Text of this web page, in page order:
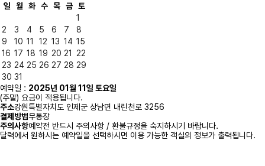
일
월 화 수 목 금 토
1
2
3 4 5 6 7
8
9
10 11 12 13 14 15
16 17 18 19 20 21
22
23 24 25 26 27 28 29
30 31
예약일 : 2025년 01월 11일 토요일
(주말) 요금이 적용됩니다.
주소강원특별자치도 인제군 상남면 내린천로 3256
결제방법무통장
주의사항예약전 반드시 주의사항 / 환불규정을 숙지하시기 바랍니다.
달력에서 원하시는 예약일을 선택하시면 이용 가능한 객실의 정보가 출력됩니다.